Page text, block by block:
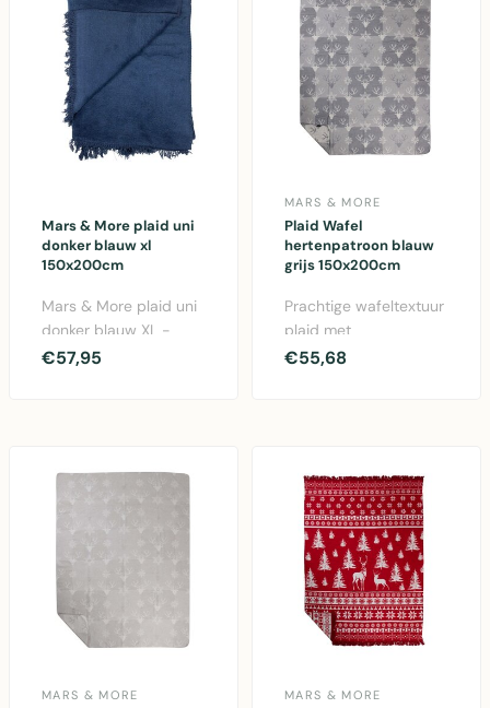
Mars & More plaid uni
donker blauw xl
150x200cm
Mars & More plaid uni
donker blauw XL -
gezellige katoen/acryl
€57,95
MARS & MORE
Plaid Wafel
hertenpatroon blauw
grijs 150x200cm
Prachtige wafeltextuur
plaid met
hertenpatroon in
€55,68
MARS & MORE MARS & MORE